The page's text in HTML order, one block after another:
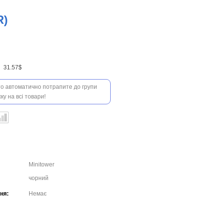
31.57$
автоматично потрапите до групи
на всі товари!
Minitower
чорний
Немає